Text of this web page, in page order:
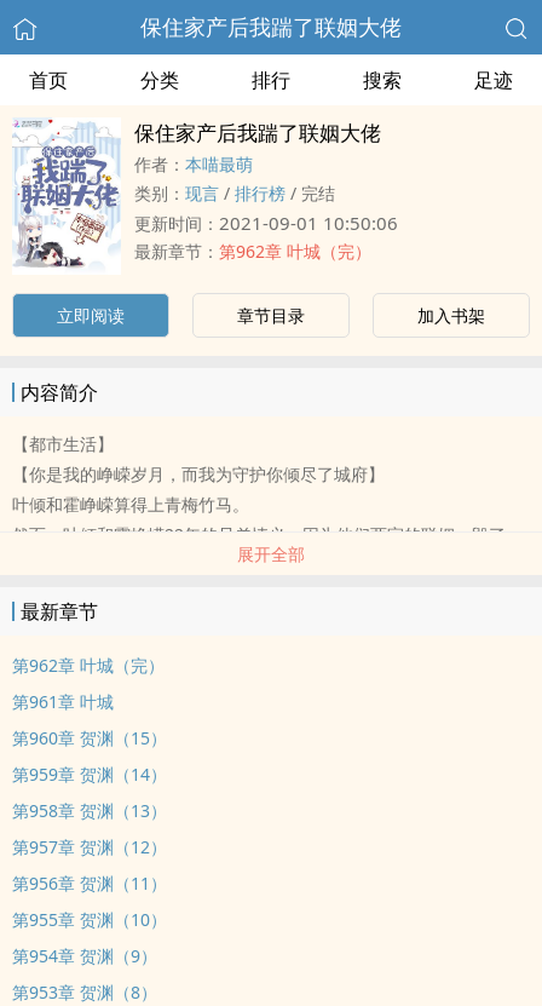
保住家产后我踹了联姻大佬
首页 分类 排行 搜索 足迹
保住家产后我踹了联姻大佬
作者： 本喵最萌
类别： 现言 / 排行榜 / 完结
更新时间： 2021-09-01 10:50:06
最新章节： 第962章 叶城（完）
立即阅读 章节目录 加入书架
内容简介
【都市生活】
【你是我的峥嵘岁月，而我为守护你倾尽了城府】
叶倾和霍峥嵘算得上青梅竹马。
然而，叶倾和霍峥嵘22年的兄弟情义，因为他们两家的联姻，毁了。
霍峥嵘在结婚前跟叶倾说：“你家里的难关我可以帮，这个婚我们不
叶倾拒绝了。
霍峥嵘说，那他们过往的兄弟情义，就这样算了。
弟。”
老娘馋的是你的身子。
所有人都以为叶倾贪的是霍家的钱。
包括霍峥嵘自己都以为她是骗婚的。
后来叶家的难关度过了，家产保住了，叶倾觉得这样下去没意思，于
霍峥嵘就这样，没了兄弟也没了老婆。
他后知后觉，发现自己有点亏。
展开全部
最新章节
第962章 叶城（完）
第961章 叶城
第960章 贺渊（15）
第959章 贺渊（14）
第958章 贺渊（13）
第957章 贺渊（12）
第956章 贺渊（11）
第955章 贺渊（10）
第954章 贺渊（9）
第953章 贺渊（8）